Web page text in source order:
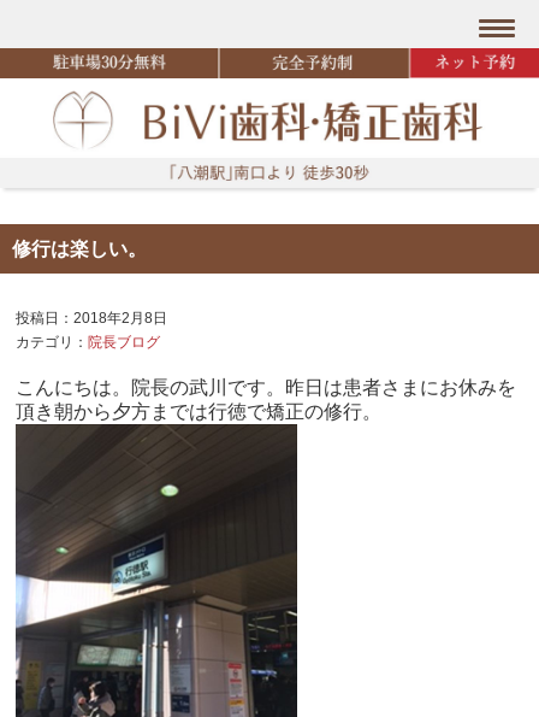
修行は楽しい。
投稿日：2018年2月8日
カテゴリ： 院長ブログ
こんにちは。院長の武川です。昨日は患者さまにお休みを
頂き朝から夕方までは行徳で矯正の修行。